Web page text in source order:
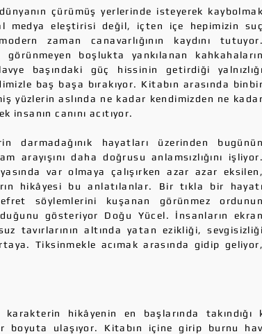
çürümüş yerlerinde isteyerek kaybolmak
medya eleştirisi değil, içten içe hepimizin suç
zaman canavarlığının kaydını tutuyor.
boşlukta yankılanan kahkahaların
başındaki güç hissinin getirdiği yalnızlığı
baş başa bırakıyor. Kitabın arasında binbir
yüzlerin aslında ne kadar kendimizden ne kadar
canını acıtıyor.
darmadağınık hayatları üzerinden bugünün
arayışını daha doğrusu anlamsızlığını işliyor.
var olmaya çalışırken azar azar eksilen,
hikâyesi bu anlatılanlar. Bir tıkla bir hayatı
söylemlerini kuşanan görünmez ordunun
gösteriyor Doğu Yücel. İnsanların ekran
tavırlarının altında yatan ezikliği, sevgisizliği
Tiksinmekle acımak arasında gidip geliyor,
karakterin hikâyenin en başlarında
boyuta ulaşıyor. Kitabın içine girip burnu